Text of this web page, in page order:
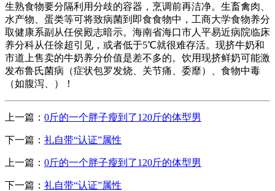
生熟食物要分隔利用分歧的容器，烹调前再洁净。生畜禽肉、
水产物、蛋类等可将致病菌到即食食物中，工商大学食物养分
取健康系副从任侯殿志暗示。海南省海口市人平易近病院临床
养分科从任徐超引见，或者低于5℃就很难存活。现挤牛奶和
市道上售卖的牛奶养分价值是差不多的。饮用现挤鲜奶可能激
发布鲁氏菌病（症状包罗发烧、关节痛、委靡）、食物中毒
（如腹泻、）！
上一篇： 0斤的一个胖子瘦到了120斤的体型男
下一篇： 礼自带“认证”属性
上一篇： 0斤的一个胖子瘦到了120斤的体型男
下一篇： 礼自带“认证”属性